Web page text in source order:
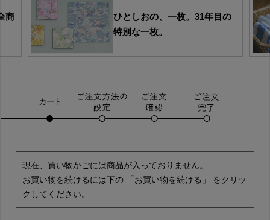
商
ひとしおの、一枚。31年目の
特別な一枚。
現在、買い物かごには商品が入っておりません。
お買い物を続けるには下の 「お買い物を続ける」 をクリッ
クしてください。